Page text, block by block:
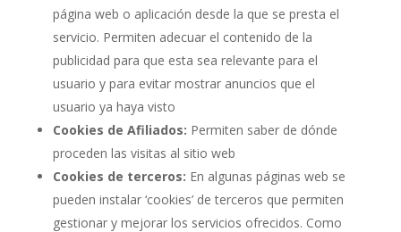
página web o aplicación desde la que se presta el
servicio. Permiten adecuar el contenido de la
publicidad para que esta sea relevante para el
usuario y para evitar mostrar anuncios que el
usuario ya haya visto
Cookies de Afiliados: Permiten saber de dónde
proceden las visitas al sitio web
Cookies de terceros: En algunas páginas web se
pueden instalar ‘cookies’ de terceros que permiten
gestionar y mejorar los servicios ofrecidos. Como